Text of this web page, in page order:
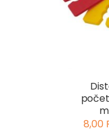
8,00